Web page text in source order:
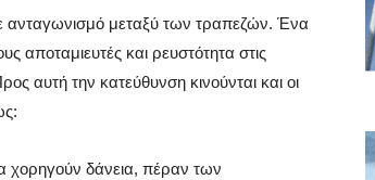
ανταγωνισμό μεταξύ των τραπεζών. Ένα
αποταμιευτές και ρευστότητα στις
αυτή την κατεύθυνση κινούνται και οι
χορηγούν δάνεια, πέραν των